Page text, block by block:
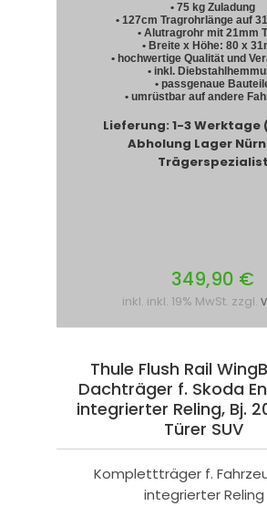
• 75 kg Zuladung
• 127cm Tragrohrlänge auf
• Alutragrohr mit 21mm
• Breite x Höhe: 80 x
• hochwertige Qualität und
• inkl.
• passgenaue
• umrüstbar auf andere
Lieferung: 1-3 Werktage
Abholung Lager
Trägerspezialist
349,90 €
inkl. inkl. 19% MwSt. zzgl.
Thule Flush Rail
Dachträger f. Skoda
integrierter Reling, Bj.
Türer SUV
Komplettträger f.
integrierter Reling